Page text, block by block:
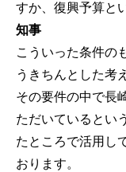
すか、復興予算と
知事
こういった条件の
うきちんとした考
その要件の中で長
ただいているとい
たところで活用し
おります。